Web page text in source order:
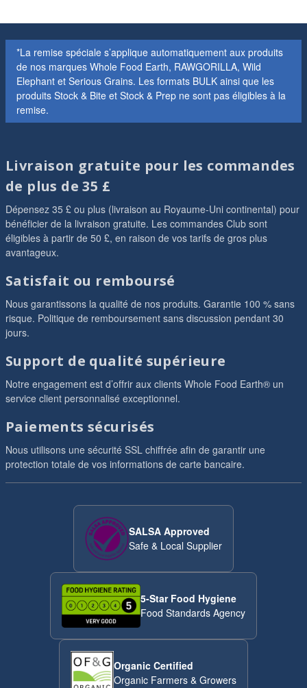
*La remise spéciale s’applique automatiquement aux produits
de nos marques Whole Food Earth, RAWGORILLA, Wild
Elephant et Serious Grains. Les formats BULK ainsi que les
produits Stock & Bite et Stock & Prep ne sont pas éligibles à la
remise.
Livraison gratuite pour les commandes
de plus de 35 £
Dépensez 35 £ ou plus (livraison au Royaume-Uni continental) pour
bénéficier de la livraison gratuite. Les commandes Club sont
éligibles à partir de 50 £, en raison de vos tarifs de gros plus
avantageux.
Satisfait ou remboursé
Nous garantissons la qualité de nos produits. Garantie 100 % sans
risque. Politique de remboursement sans discussion pendant 30
jours.
Support de qualité supérieure
Notre engagement est d’offrir aux clients Whole Food Earth® un
service client personnalisé exceptionnel.
Paiements sécurisés
Nous utilisons une sécurité SSL chiffrée afin de garantir une
protection totale de vos informations de carte bancaire.
SALSA Approved
Safe & Local Supplier
5-Star Food Hygiene
Food Standards Agency
Organic Certified
Organic Farmers & Growers